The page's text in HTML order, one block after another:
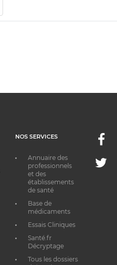
NOS SERVICES
Annuaire des
professionnels
et des
établissements
de santé
Base de
médicaments
Essais Cliniques
Santé.fr
Décryptage
Tous les dossiers